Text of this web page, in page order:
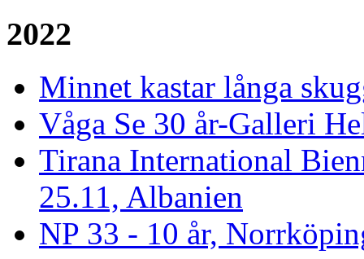
2022
Minnet kastar långa
Våga Se 30 år-Galleri
Tirana International
25.11, Albanien
NP 33 - 10 år,